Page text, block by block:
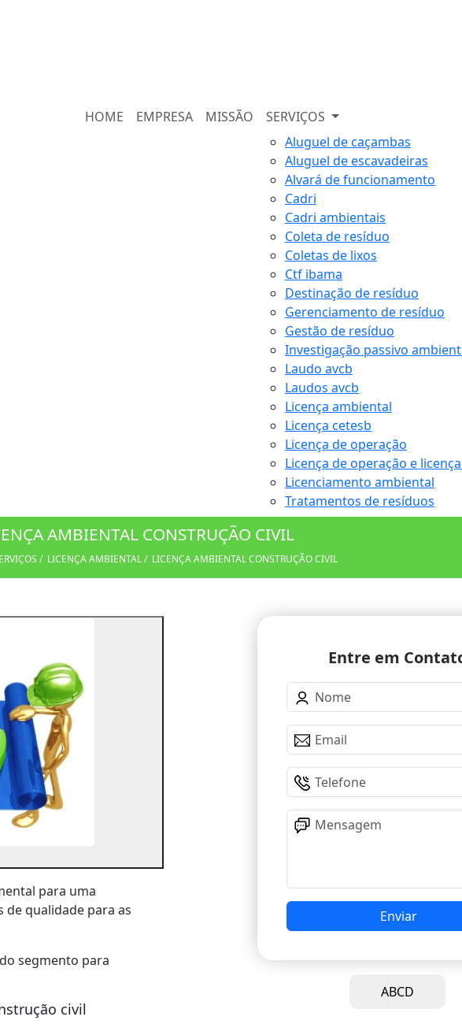
HOME EMPRESA MISSÃO
SERVIÇOS
Aluguel de caçambas
Aluguel de escavadeiras
Alvará de funcionamento
Cadri
Cadri ambientais
Coleta de resíduo
Coletas de lixos
Ctf ibama
Destinação de resíduo
Gerenciamento de resíduo
Gestão de resíduo
Investigação passivo
Laudo avcb
Laudos avcb
Licença ambiental
Licença cetesb
Licença de operação
Licença de operação e
Licenciamento ambiental
Tratamentos de resíduos
AMBIENTAL CONSTRUÇÃO CIVIL
LICENÇA AMBIENTAL LICENÇA AMBIENTAL CONSTRUÇÃO CIVIL
para uma
qualidade para as
segmento para
civil
Entre em
Enviar
ABCD